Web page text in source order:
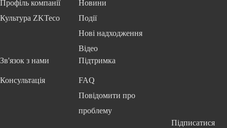
Профіль компанії
Культура ZKTeco
Новини
Події
Нові надходження
Відео
Зв'язок з нами
Консультація
Підтримка
FAQ
Повідомити про
проблему
Підписатися